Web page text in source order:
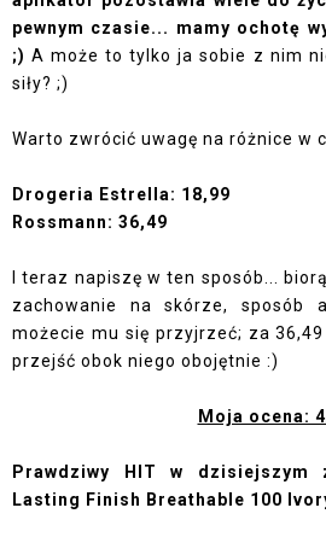
pewnym czasie... mamy ochotę
;) A może to tylko ja sobie z nim
siły? ;)
Warto zwrócić uwagę na różnice w
Drogeria Estrella: 18,99
Rossmann: 36,49
I teraz napiszę w ten sposób...
zachowanie na skórze, sposób
możecie mu się przyjrzeć; za
przejść obok niego obojętnie :)
Moja ocena:
Prawdziwy HIT w dzisiejszym
Lasting Finish Breathable 100